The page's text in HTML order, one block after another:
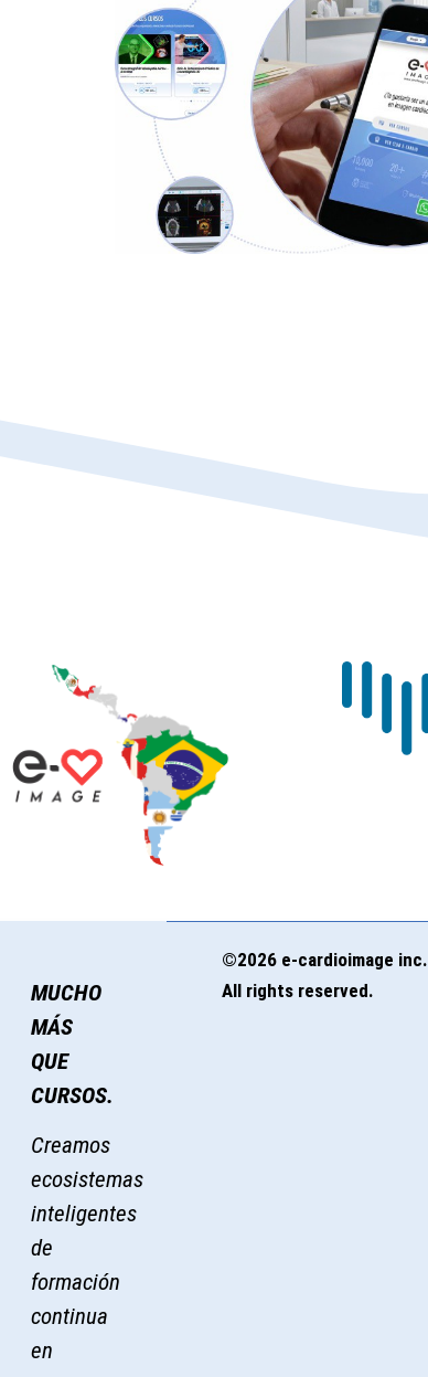
MUCHO
MÁS
QUE
CURSOS.
Creamos
ecosistemas
inteligentes
de
formación
continua
en
©2026 e-cardioimage inc.
All rights reserved.